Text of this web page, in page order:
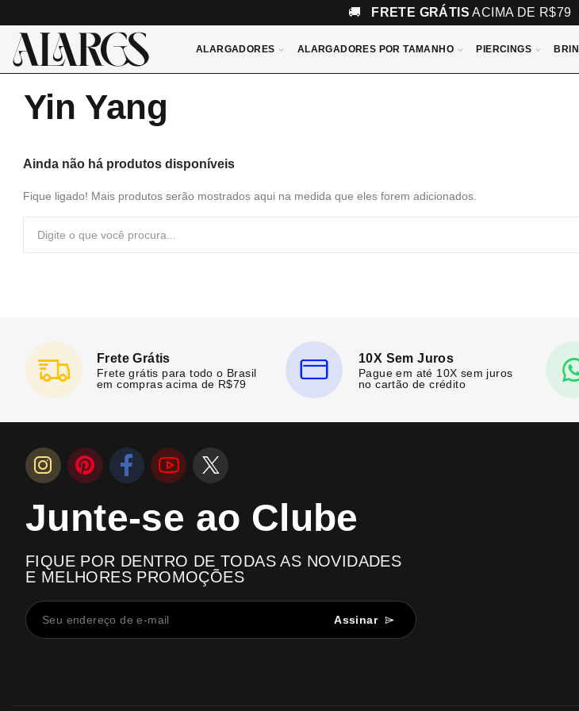
🚚 FRETE GRÁTIS ACIMA DE
ALARGADORES ALARGADORES POR TAMANHO PIERCINGS
Yin Yang
Ainda não há produtos disponíveis
Fique ligado! Mais produtos serão mostrados aqui na medida que eles forem adicionados.
Frete Grátis
Frete grátis para todo o Brasil
em compras acima de R$79
10X Sem Juros
Pague em até 10X sem juros
no cartão de crédito
Junte-se ao Clube
FIQUE POR DENTRO DE TODAS AS NOVIDADES
E MELHORES PROMOÇÕES
Assinar